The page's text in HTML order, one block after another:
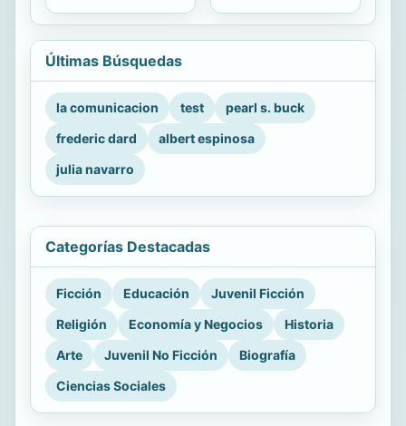
Últimas Búsquedas
la comunicacion test
pearl s. buck
frederic dard
albert espinosa
julia navarro
Categorías Destacadas
Ficción Educación
Juvenil Ficción
Religión
Economía y Negocios
Historia
Arte
Juvenil No Ficción
Biografía
Ciencias Sociales